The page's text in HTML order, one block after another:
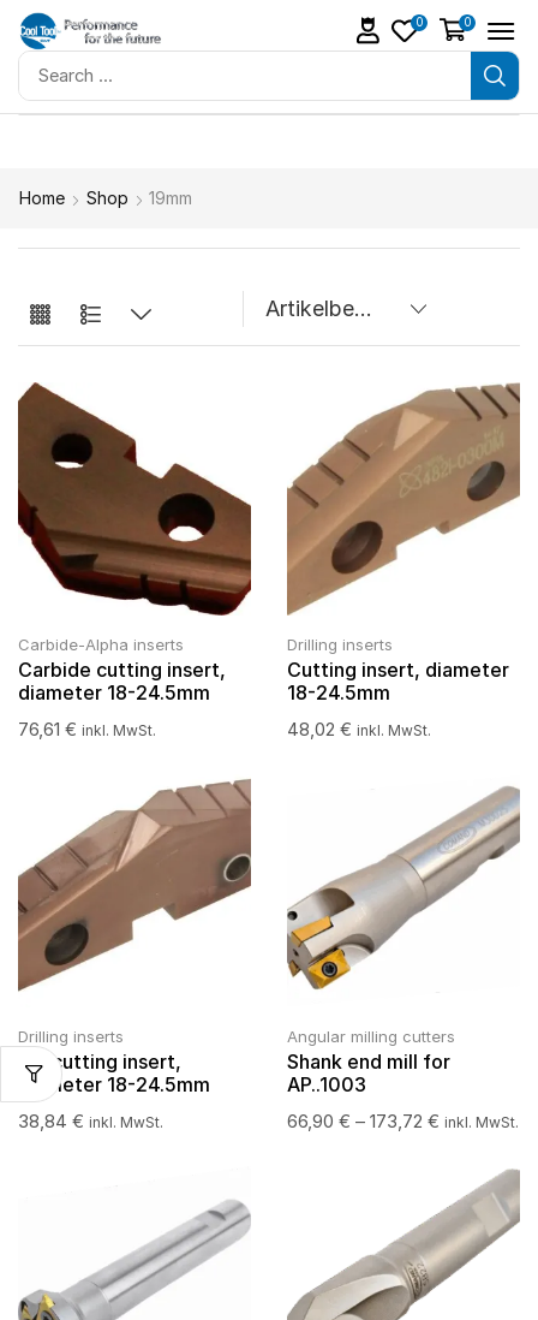
0 0
Home Shop 19mm
Carbide-Alpha inserts
Carbide cutting insert,
diameter 18-24.5mm
76,61 € inkl. MwSt.
Drilling inserts
Cutting insert, diameter
18-24.5mm
48,02 € inkl. MwSt.
Drilling inserts
PM cutting insert,
diameter 18-24.5mm
38,84 € inkl. MwSt.
Angular milling cutters
Shank end mill for
AP..1003
66,90 € – 173,72 € inkl. MwSt.